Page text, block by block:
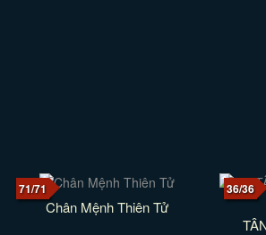
71/71
Chân Mệnh Thiên Tử
36/36